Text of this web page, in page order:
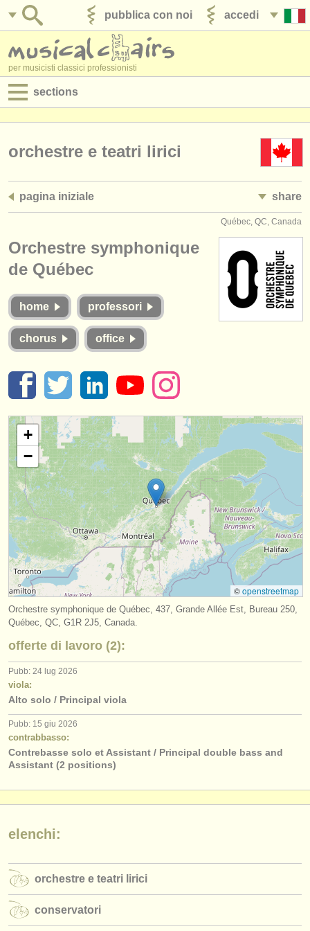
accedi
pubblica con noi
per musicisti classici professionisti
sections
jobs - amministrazione
corsi
concorsi/premi
strumenti in vendita
strumenti rubati
elenchi:
orchestre e teatri lirici
conservatori
orchestre giovanili
musicalchairs:
riguardo musicalchairs
contattaci
rss feeds
notizie di musica classica
editori:
pubblica con noi
ATSfaq
accedi
orchestre e teatri lirici
pagina iniziale share
Québec, QC, Canada
Orchestre symphonique
de Québec
home professori
chorus office
+
−
©openstreetmap
Orchestre symphonique de Québec, 437, Grande Allée Est, Bureau 250,
Québec, QC, G1R 2J5, Canada.
offerte di lavoro (2):
Pubb: 24 lug 2026
viola:
Alto solo / Principal viola
Pubb: 15 giu 2026
contrabbasso:
Contrebasse solo et Assistant / Principal double bass and
Assistant (2 positions)
elenchi:
orchestre e teatri lirici
conservatori